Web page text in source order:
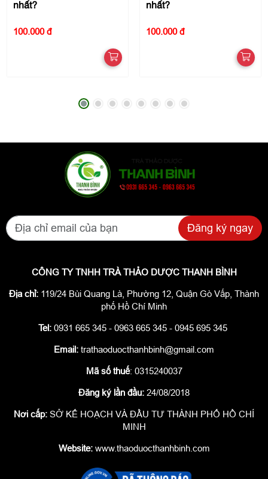
nhất?
100.000 đ
nhất?
100.000 đ
Đăng ký ngay
CÔNG TY TNHH TRÀ THẢO DƯỢC THANH BÌNH
Địa chỉ: 119/24 Bùi Quang Là, Phường 12, Quận Gò Vấp, Thành
phố Hồ Chí Minh
Tel: 0931 665 345 - 0963 665 345 - 0945 695 345
Email: trathaoduocthanhbinh@gmail.com
Mã số thuế: 0315240037
Đăng ký lần đầu: 24/08/2018
Nơi cấp: SỞ KẾ HOẠCH VÀ ĐẦU TƯ THÀNH PHỐ HỒ CHÍ
MINH
Website:www.thaoduocthanhbinh.com